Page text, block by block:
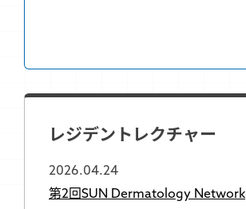
レジデントレクチャー
2026.04.24
第2回SUN Dermatology Network